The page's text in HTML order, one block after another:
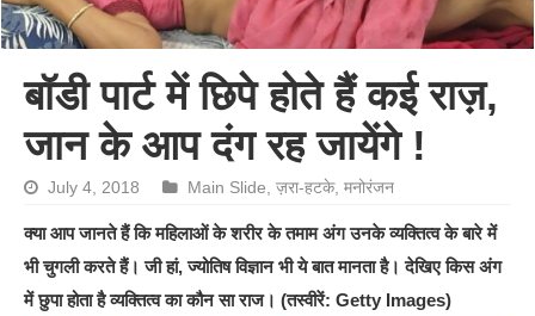
बॉडी पार्ट में छिपे होते हैं कई राज़,
जान के आप दंग रह जायेंगे !
July 4, 2018 Main Slide ,ज़रा-हटके,मनोरंजन
क्या आप जानते हैं कि महिलाओं के शरीर के तमाम अंग उनके व्यक्तित्व के बारे में
भी चुगली करते हैं। जी हां, ज्योतिष विज्ञान भी ये बात मानता है। देखिए किस अंग
में छुपा होता है व्यक्तित्व का कौन सा राज। (तस्वीरें: Getty Images)